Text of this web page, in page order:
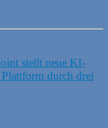
stellt neue KI-
durch drei